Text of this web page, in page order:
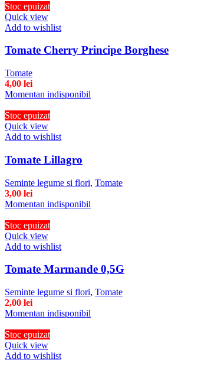
Stoc epuizat
Quick view
Add to wishlist
Tomate Cherry Principe Borghese
Tomate
4,00 lei
Momentan indisponibil
Stoc epuizat
Quick view
Add to wishlist
Tomate Lillagro
Seminte legume si flori, Tomate
3,00 lei
Momentan indisponibil
Stoc epuizat
Quick view
Add to wishlist
Tomate Marmande 0,5G
Seminte legume si flori, Tomate
2,00 lei
Momentan indisponibil
Stoc epuizat
Quick view
Add to wishlist